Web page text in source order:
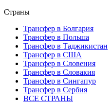
Страны
Трансфер в Болгария
Трансфер в Польша
Трансфер в Таджикистан
Трансфер в США
Трансфер в Словения
Трансфер в Словакия
Трансфер в Сингапур
Трансфер в Сербия
ВСЕ СТРАНЫ